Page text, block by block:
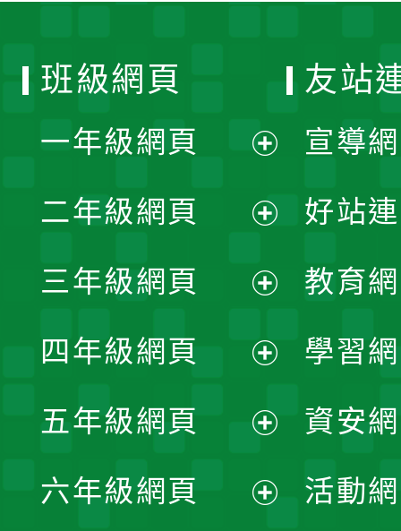
班級網頁
一年級網頁
開
選
單
二年級網頁
開
選
單
三年級網頁
開
選
單
四年級網頁
開
選
五年級網頁
開
六年級網頁
友站
宣導
好站
教育
學習
資安
活動